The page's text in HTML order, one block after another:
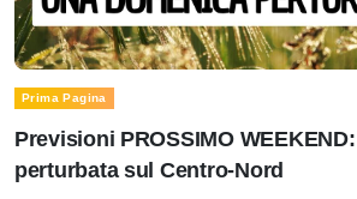
Prima Pagina
Previsioni PROSSIMO
perturbata sul Centro-Nord